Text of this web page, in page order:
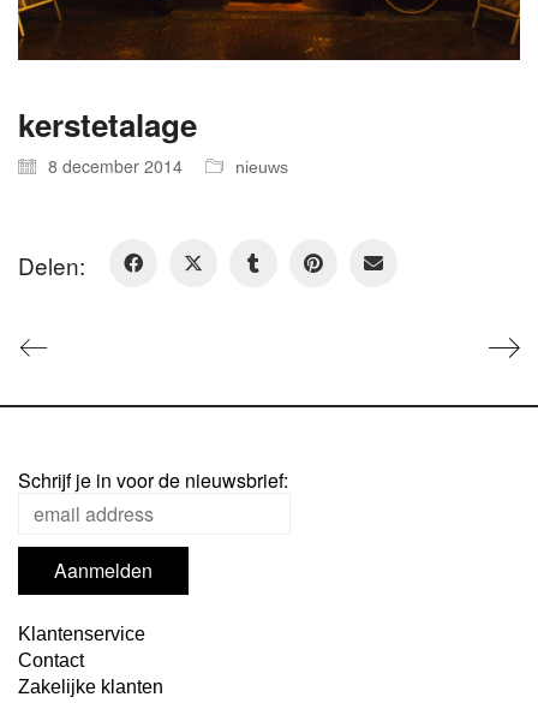
kerstetalage
8 december 2014 nieuws
Delen:
Schrijf je in voor de nieuwsbrief:
Klantenservice
Contact
Zakelijke klanten